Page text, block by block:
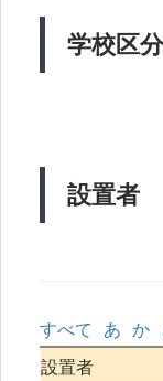
学校区分
設置者
すべて あ か
設置者